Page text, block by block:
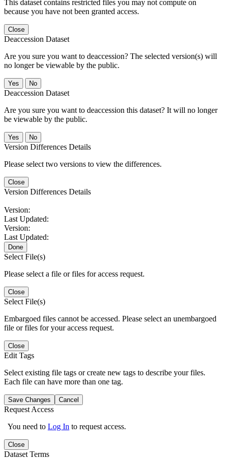
This dataset contains restricted files you may not compute on
because you have not been granted access.
Close
Deaccession Dataset
Are you sure you want to deaccession? The selected version(s) will
no longer be viewable by the public.
No
Deaccession Dataset
Are you sure you want to deaccession this dataset? It will no longer
be viewable by the public.
No
Version Differences Details
Please select two versions to view the differences.
Close
Version Differences Details
Version:
Last Updated:
Version:
Last Updated:
Done
Select File(s)
Please select a file or files for access request.
Close
Select File(s)
Embargoed files cannot be accessed. Please select an unembargoed
file or files for your access request.
Close
Edit Tags
Select existing file tags or create new tags to describe your files.
Each file can have more than one tag.
Save Changes Cancel
Request Access
You need to Log In to request access.
Close
Dataset Terms